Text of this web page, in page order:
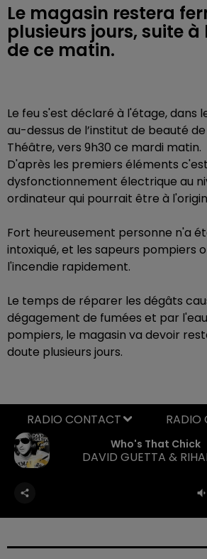
Le magasin restera
plusieurs jours, suite
de ce matin.
Le feu s'est déclaré à l'étage, dans
au-dessus de l’institut de beauté
Théâtre, vers 9h30 ce mardi matin.
D'après les premiers éléments
dysfonctionnement électrique au
ordinateur qui pourrait être à
Fort heureusement personne n'a
intoxiqué, et les sapeurs pompiers
l'incendie rapidement.
Le temps de réparer les dégâts
dégagement de fumées et par
pompiers, le magasin va devoir
doute plusieurs jours.
Who's That Chick
DAVID GUETTA &
RADIO